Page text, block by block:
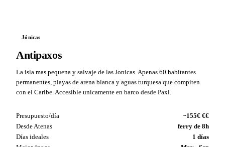
Jónicas
Antipaxos
La isla mas pequena y salvaje de las Jonicas. Apenas 60 habitantes
permanentes, playas de arena blanca y aguas turquesa que compiten
con el Caribe. Accesible unicamente en barco desde Paxi.
Presupuesto/día
~155€ €€
Desde Atenas
ferry de 8h
Días ideales
1 días